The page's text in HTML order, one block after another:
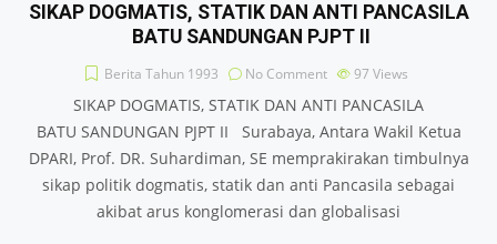
SIKAP DOGMATIS, STATIK DAN ANTI PANCASILA
BATU SANDUNGAN PJPT II
Berita Tahun 1993 No Comment 97 Views
SIKAP DOGMATIS, STATIK DAN ANTI PANCASILA
BATU SANDUNGAN PJPT II Surabaya, Antara Wakil Ketua
DPARI, Prof. DR. Suhardiman, SE memprakirakan timbulnya
sikap politik dogmatis, statik dan anti Pancasila sebagai
akibat arus konglomerasi dan globalisasi